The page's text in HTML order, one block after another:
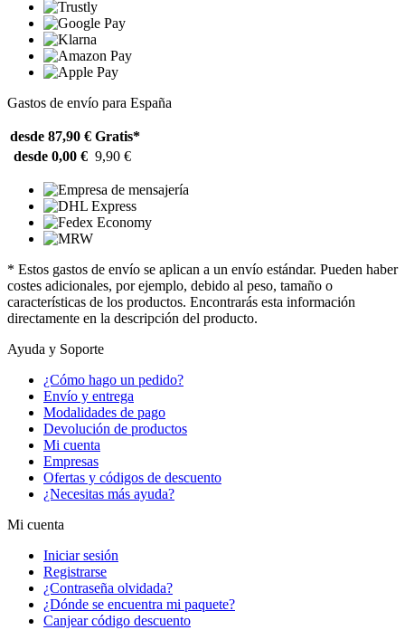
Gastos de envío para España
desde 87,90 € Gratis*
desde 0,00 € 9,90 €
* Estos gastos de envío se aplican a un envío estándar. Pueden haber
costes adicionales, por ejemplo, debido al peso, tamaño o
características de los productos. Encontrarás esta información
directamente en la descripción del producto.
Ayuda y Soporte
¿Cómo hago un pedido?
Envío y entrega
Modalidades de pago
Devolución de productos
Mi cuenta
Empresas
Ofertas y códigos de descuento
¿Necesitas más ayuda?
Mi cuenta
Iniciar sesión
Registrarse
¿Contraseña olvidada?
¿Dónde se encuentra mi paquete?
Canjear código descuento